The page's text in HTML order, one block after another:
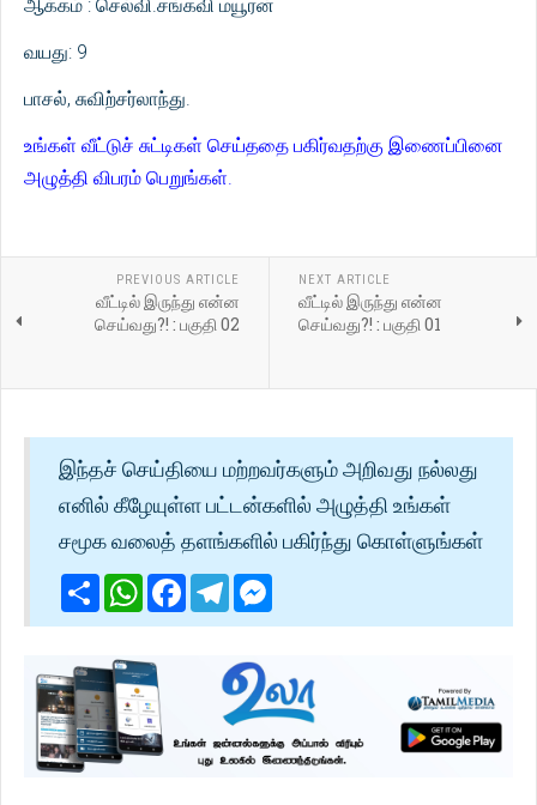
ஆக்கம் : செல்வி.சங்கவி மயூரன்
வயது: 9
பாசல், சுவிற்சர்லாந்து.
உங்கள் வீட்டுச் சுட்டிகள் செய்ததை பகிர்வதற்கு இணைப்பினை
அழுத்தி விபரம் பெறுங்கள்.
PREVIOUS ARTICLE
வீட்டில் இருந்து என்ன
செய்வது?! : பகுதி 02
NEXT ARTICLE
வீட்டில் இருந்து என்ன
செய்வது?! : பகுதி 01
இந்தச் செய்தியை மற்றவர்களும் அறிவது நல்லது
எனில் கீழேயுள்ள பட்டன்களில் அழுத்தி உங்கள்
சமூக வலைத் தளங்களில் பகிர்ந்து கொள்ளுங்கள்
ShareWhatsApp
Facebook
Telegram